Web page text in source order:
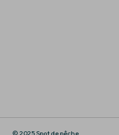
© 2025 Spot de pêche